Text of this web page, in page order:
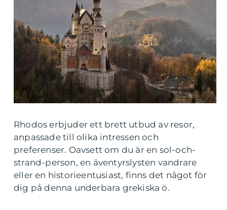
Rhodos erbjuder ett brett utbud av resor,
anpassade till olika intressen och
preferenser. Oavsett om du är en sol-och-
strand-person, en äventyrslysten vandrare
eller en historieentusiast, finns det något för
dig på denna underbara grekiska ö.